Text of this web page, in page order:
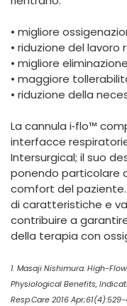
• migliore
• riduzione del lavoro
• migliore
• maggiore
• riduzione della
La cannula i‑flo™
interfacce
Intersurgical; il suo
ponendo particolare
comfort del paziente.
di caratteristiche e
contribuire a
della terapia con
1. Masaji Nishimura. High-
Physiological Benefits,
Resp.Care 2016 Apr;61(4):529-